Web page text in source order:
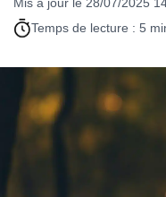
Temps de lecture : 5